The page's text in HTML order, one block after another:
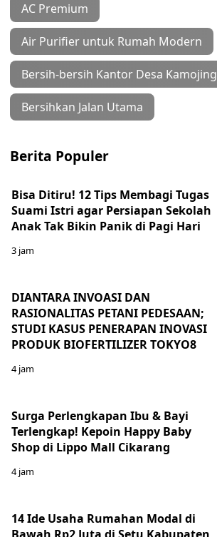
AC Premium
Air Purifier untuk Rumah Modern
Bersih-bersih Kantor Desa Kamojing
Bersihkan Jalan Utama
Berita Populer
Bisa Ditiru! 12 Tips Membagi Tugas
Suami Istri agar Persiapan Sekolah
Anak Tak Bikin Panik di Pagi Hari
3 jam
DIANTARA INVOASI DAN
RASIONALITAS PETANI PEDESAAN;
STUDI KASUS PENERAPAN INOVASI
PRODUK BIOFERTILIZER TOKYO8
4 jam
Surga Perlengkapan Ibu & Bayi
Terlengkap! Kepoin Happy Baby
Shop di Lippo Mall Cikarang
4 jam
14 Ide Usaha Rumahan Modal di